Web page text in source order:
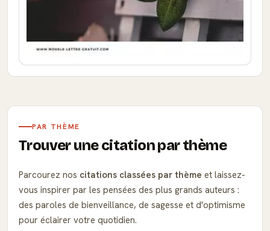
PAR THÈME
Trouver une citation par thème
Parcourez nos citations classées par thème et laissez-
vous inspirer par les pensées des plus grands auteurs :
des paroles de bienveillance, de sagesse et d'optimisme
pour éclairer votre quotidien.